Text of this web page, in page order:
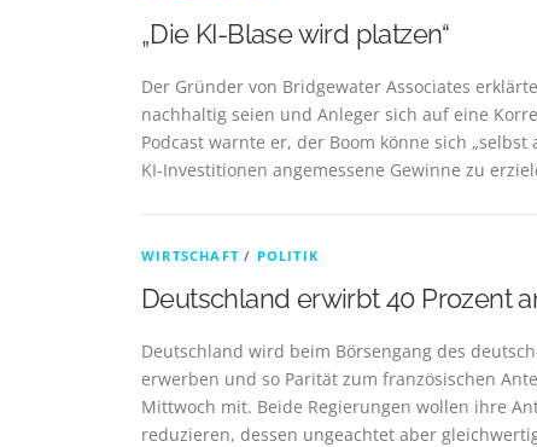
„Die KI-Blase wird platzen“
Der Gründer von Bridgewater Associates
nachhaltig seien und Anleger sich auf eine
Podcast warnte er, der Boom könne sich
KI-Investitionen angemessene Gewinne zu
WIRTSCHAFT / POLITIK
Deutschland erwirbt 40 Prozent
Deutschland wird beim Börsengang des
erwerben und so Parität zum französischen
Mittwoch mit. Beide Regierungen wollen ihre
reduzieren, dessen ungeachtet aber